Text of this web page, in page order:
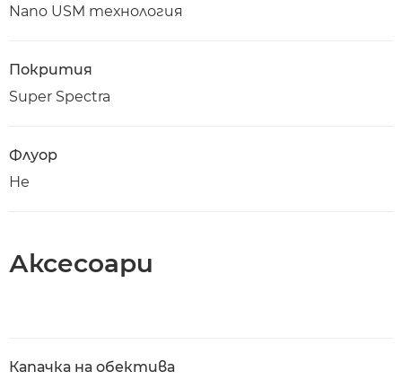
Nano USM технология
Покрития
Super Spectra
Флуор
Не
Аксесоари
Капачка на обектива